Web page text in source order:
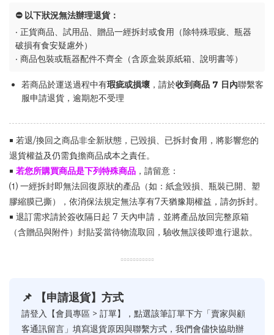
⛔ 以下狀況無法辦理退貨：
‧ 正貨商品、試用品、贈品一經拆封或食用（除特殊瑕疵、瓶器
破損有食安疑慮外）
‧ 商品包裝或瓶器配件不齊全（含原盒裝原紙箱、說明書等）
若商品於運送過程中有瑕疵或損壞 ，請於收到商品 7 日內聯繫客
服申請退貨，逾期恕不受理
￭ 若退/換回之商品非全新狀態，已毀損、已拆封食用，將影響您的
退貨權益及仍需負擔商品成本之責任。
￭ 若您所購買商品是下列特殊商品 ，請留意：
⑴ 一經拆封即無法回復原狀的產品（如：紙盒毀損、瓶裝已開、塑
膠縮膜已撕），依消保法規定無法享有7天猶豫期權益，請勿拆封。
￭ 退訂需求請於簽收隔日起 7 天內申請，並將產品放回完整原箱
（含贈品與附件）封貼妥當待物流取回，驗收無誤後即進行退款。
▫️▫️▫️▫️▫️▫️▫️▫️▫️▫️▫️
📌 【申請退貨】方式
請登入【會員專區 > 訂單】，點選該筆訂單下方「賣家與顧
客通訊留言」填寫退貨原因與聯繫方式，我們會儘快協助辦